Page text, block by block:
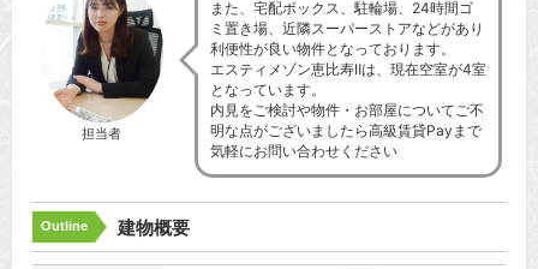
担当者
また、宅配ボックス、駐輪場、24時間ゴ
ミ置き場、近隣スーパーストアなどがあり
利便性が良い物件となっております。
エスティメゾン恵比寿Ⅱは、現在空室が4室
となっています。
内見をご検討や物件・お部屋についてご不
明な点がございましたら高級賃貸Payまで
気軽にお問い合わせください
Outline 建物概要